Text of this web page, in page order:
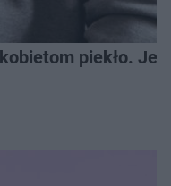
piekło.